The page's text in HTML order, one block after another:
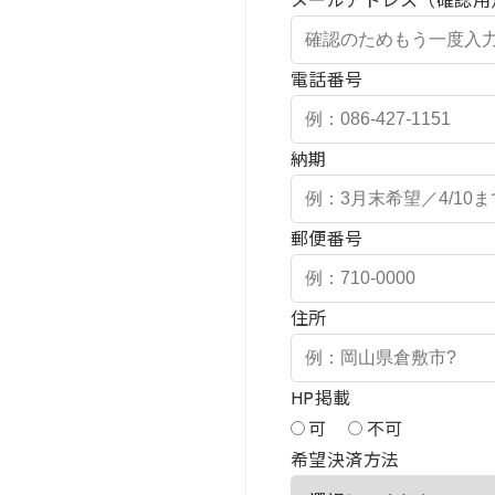
電話番号
納期
郵便番号
住所
HP掲載
可
不可
希望決済方法